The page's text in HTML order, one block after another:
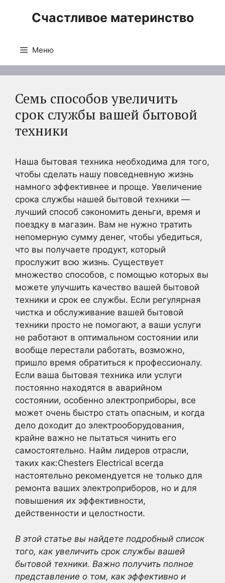
Счастливое материнство
Меню
Семь способов увеличить
срок службы вашей бытовой
техники
Наша бытовая техника необходима для того,
чтобы сделать нашу повседневную жизнь
намного эффективнее и проще. Увеличение
срока службы нашей бытовой техники —
лучший способ сэкономить деньги, время и
поездку в магазин. Вам не нужно тратить
непомерную сумму денег, чтобы убедиться,
что вы получаете продукт, который
прослужит всю жизнь. Существует
множество способов, с помощью которых вы
можете улучшить качество вашей бытовой
техники и срок ее службы. Если регулярная
чистка и обслуживание вашей бытовой
техники просто не помогают, а ваши услуги
не работают в оптимальном состоянии или
вообще перестали работать, возможно,
пришло время обратиться к профессионалу.
Если ваша бытовая техника или услуги
постоянно находятся в аварийном
состоянии, особенно электроприборы, все
может очень быстро стать опасным, и когда
дело доходит до электрооборудования,
крайне важно не пытаться чинить его
самостоятельно. Найм лидеров отрасли,
таких как:Chesters Electrical всегда
настоятельно рекомендуется не только для
ремонта ваших электроприборов, но и для
повышения их эффективности,
действенности и целостности.
В этой статье вы найдете подробный список
того, как увеличить срок службы вашей
бытовой техники. Важно получить полное
представление о том, как эффективно и